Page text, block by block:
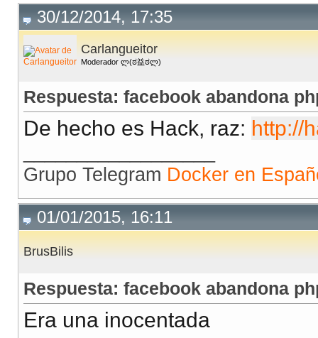
30/12/2014, 17:35
Carlangueitor
Moderador ლ(ಠ益ಠლ)
Respuesta: facebook abandona
De hecho es Hack, raz: http://
Grupo Telegram Docker en
01/01/2015, 16:11
BrusBilis
Respuesta: facebook abandona
Era una inocentada